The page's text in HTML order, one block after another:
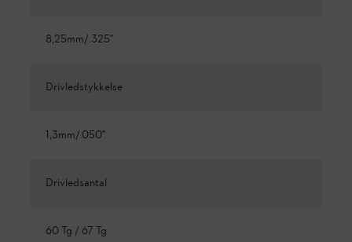
8,25mm/.325"
Drivledstykkelse
1,3mm/.050"
Drivledsantal
60 Tg / 67 Tg